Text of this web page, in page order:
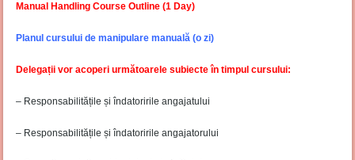
Manual Handling Course Outline (1 Day)
Planul cursului de manipulare manuală (o zi)
Delegații vor acoperi următoarele subiecte în timpul cursului:
– Responsabilitățile și îndatoririle angajatului
– Responsabilitățile și îndatoririle angajatorului